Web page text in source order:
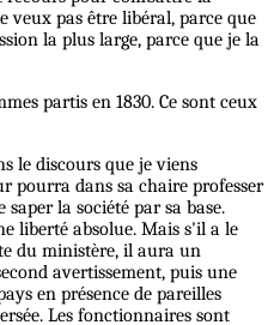
veux pas être libéral, parce que
la plus large, parce que je la
partis en 1830. Ce sont ceux
le discours que je viens
pourra dans sa chaire professer
la société par sa base.
liberté absolue. Mais s'il a le
du ministère, il aura un
avertissement, puis une
en présence de pareilles
Les fonctionnaires sont